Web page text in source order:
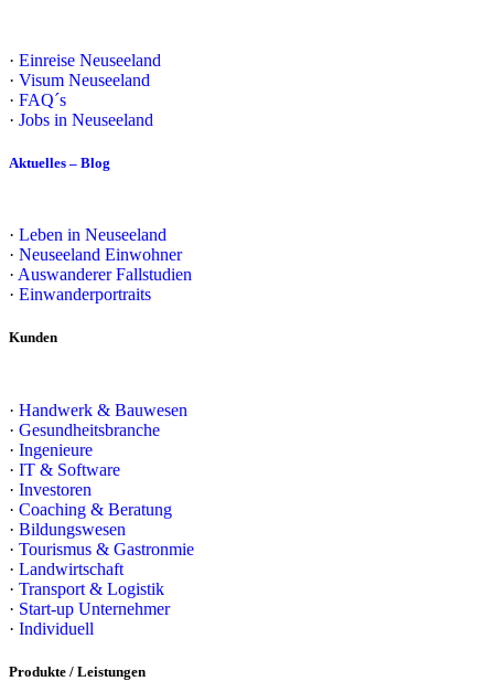
· Einreise Neuseeland
· Visum Neuseeland
· FAQ´s
· Jobs in Neuseeland
Aktuelles – Blog
· Leben in Neuseeland
· Neuseeland Einwohner
· Auswanderer Fallstudien
· Einwanderportraits
Kunden
· Handwerk & Bauwesen
· Gesundheitsbranche
· Ingenieure
· IT & Software
· Investoren
· Coaching & Beratung
· Bildungswesen
· Tourismus & Gastronmie
· Landwirtschaft
· Transport & Logistik
· Start-up Unternehmer
· Individuell
Produkte / Leistungen